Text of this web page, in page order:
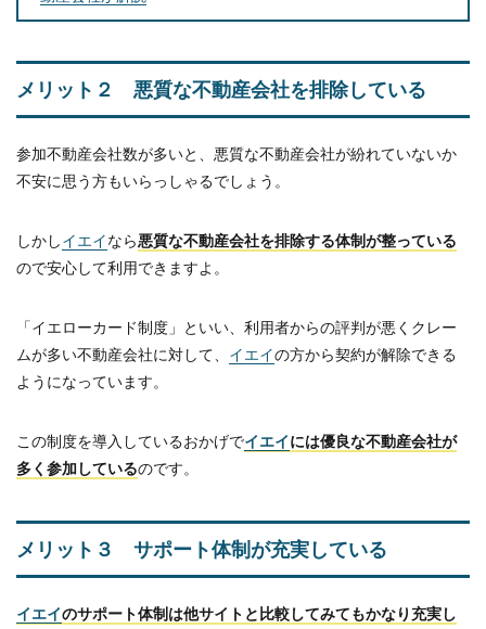
メリット２ 悪質な不動産会社を排除している
参加不動産会社数が多いと、悪質な不動産会社が紛れていないか
不安に思う方もいらっしゃるでしょう。
しかしイエイなら悪質な不動産会社を排除する体制が整っている
ので安心して利用できますよ。
「イエローカード制度」といい、利用者からの評判が悪くクレー
ムが多い不動産会社に対して、 イエイの方から契約が解除できる
ようになっています。
この制度を導入しているおかげでイエイには優良な不動産会社が
多く参加しているのです。
メリット３ サポート体制が充実している
イエイのサポート体制は他サイトと比較してみてもかなり充実し